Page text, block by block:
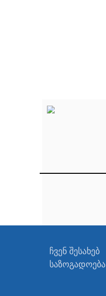
ჩვენ შესახებ
საზოგადოება